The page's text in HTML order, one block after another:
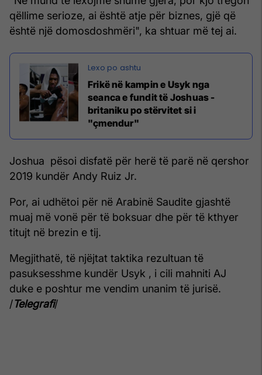
qëllime serioze, ai është atje për biznes, gjë që
është një domosdoshmëri", ka shtuar më tej ai.
Frikë në kampin e Usyk nga
seanca e fundit të Joshuas -
britaniku po stërvitet si i
"çmendur"
Joshua pësoi disfatë për herë të parë në qershor
2019 kundër Andy Ruiz Jr.
Por, ai udhëtoi për në Arabinë Saudite gjashtë
muaj më vonë për të boksuar dhe për të kthyer
titujt në brezin e tij.
Megjithatë, të njëjtat taktika rezultuan të
pasuksesshme kundër Usyk , i cili mahniti AJ
duke e poshtur me vendim unanim të jurisë.
/Telegrafi/